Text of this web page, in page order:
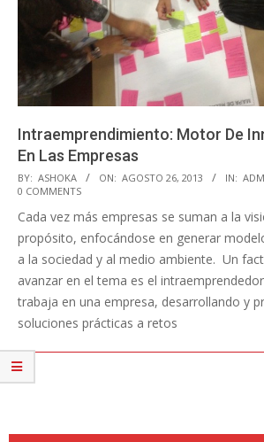
Intraemprendimiento: Motor De
En Las Empresas
2013-
08-
26
BY: ASHOKA ON: AGOSTO 26, 2013 IN:
0 COMMENTS
Cada vez más empresas se suman a la
propósito, enfocándose en generar
a la sociedad y al medio ambiente. Un
avanzar en el tema es el
trabaja en una empresa, desarrollando y
soluciones prácticas a retos